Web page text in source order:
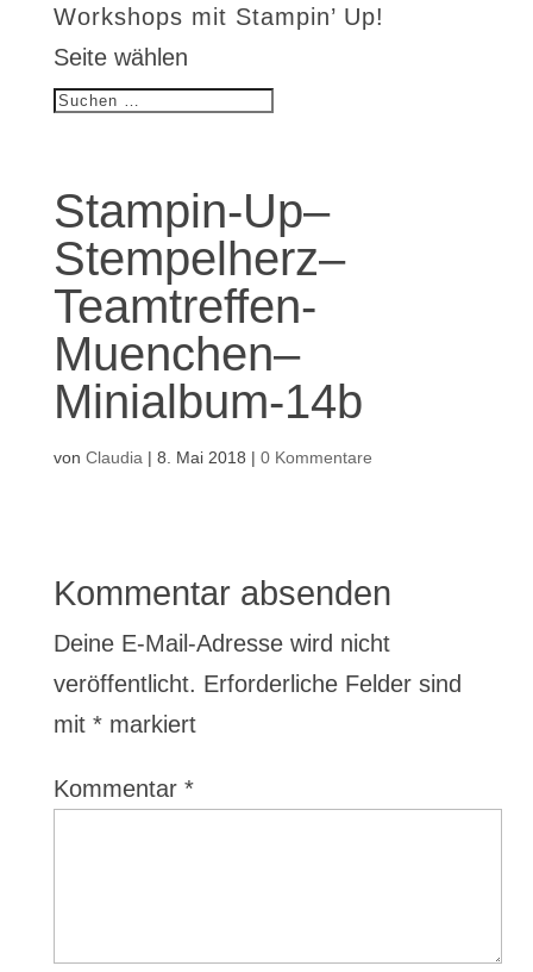
Workshops mit Stampin’ Up!
Seite wählen
Stampin-Up–
Stempelherz–
Teamtreffen-
Muenchen–
Minialbum-14b
von Claudia | 8. Mai 2018 | 0 Kommentare
Kommentar absenden
Deine E-Mail-Adresse wird nicht
veröffentlicht. Erforderliche Felder sind
mit *markiert
Kommentar *